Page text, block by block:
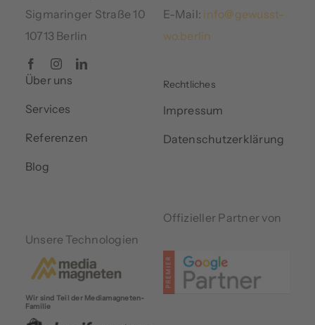
Sigmaringer Straße 10
10713 Berlin
E-Mail: info@gewusst-
wo.berlin
Über uns
Services
Referenzen
Blog
Rechtliches
Impressum
Datenschutzerklärung
Offizieller Partner von
Unsere Technologien
Wir sind Teil der Mediamagneten-
Familie